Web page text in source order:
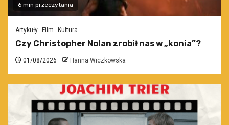
6 min przeczytania
Artykuły Film Kultura
Czy Christopher Nolan zrobił nas w „konia”?
01/08/2026 Hanna Wiczkowska